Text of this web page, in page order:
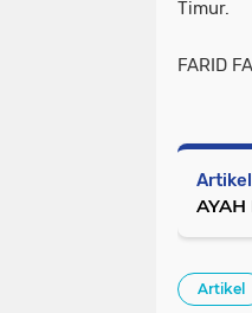
Timur.
FARID
Artikel